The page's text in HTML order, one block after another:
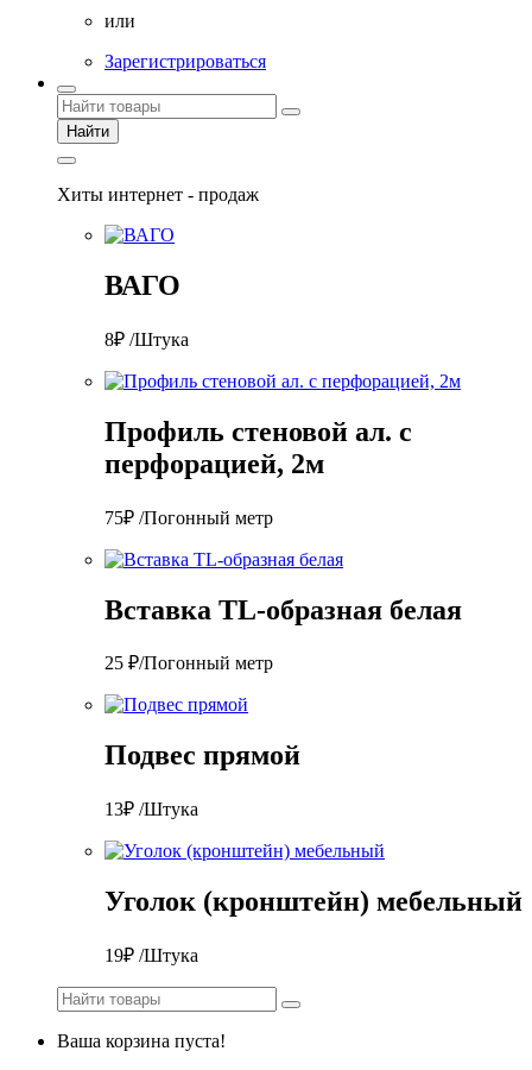
или
Зарегистрироваться
Найти
Хиты интернет - продаж
ВАГО
8₽ /Штука
Профиль стеновой ал. с
перфорацией, 2м
75₽ /Погонный метр
Вставка TL-образная белая
25 ₽/Погонный метр
Подвес прямой
13₽ /Штука
Уголок (кронштейн) мебельный
19₽ /Штука
Ваша корзина пуста!